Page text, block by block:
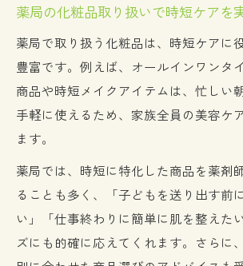
薬局の化粧品取り扱いで時短ケアを
薬局で取り扱う化粧品は、時短ケアに
豊富です。例えば、オールインワンタ
商品や時短メイクアイテムは、忙しい
手軽に使えるため、家族全員の美容ケ
ます。
薬局では、時短に特化した商品を薬剤
ることも多く、「子どもを送り出す前
い」「仕事終わりに簡単に肌を整えた
ズにも的確に応えてくれます。さらに